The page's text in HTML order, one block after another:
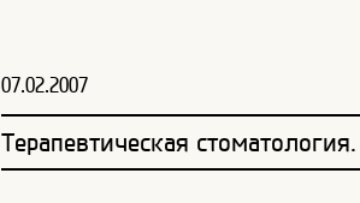
07.02.2007
Терапевтическая